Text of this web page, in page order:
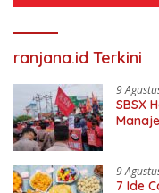
ranjana.id Terkini
9
SBSX
9
7 Ide